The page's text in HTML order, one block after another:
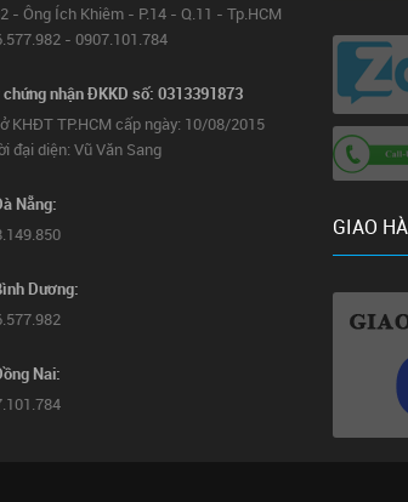
- Ông Ích Khiêm - P.14 - Q.11 - Tp.HCM
- 0907.101.784
chứng nhận ĐKKD số: 0313391873
KHĐT TP.HCM cấp ngày: 10/08/2015
đại diện: Vũ Văn Sang
Nẵng:
Dương:
Nai:
GIAO